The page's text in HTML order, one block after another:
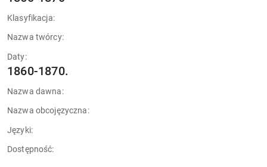
Klasyfikacja:
Nazwa twórcy:
Daty:
1860-1870.
Nazwa dawna:
Nazwa obcojęzyczna:
Języki:
Dostępność: